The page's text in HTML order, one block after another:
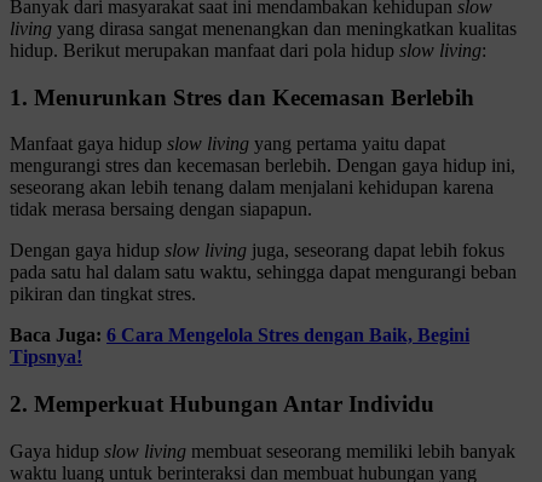
Banyak dari masyarakat saat ini mendambakan kehidupan slow
living yang dirasa sangat menenangkan dan meningkatkan kualitas
hidup. Berikut merupakan manfaat dari pola hidup slow living:
1. Menurunkan Stres dan Kecemasan Berlebih
Manfaat gaya hidup slow living yang pertama yaitu dapat
mengurangi stres dan kecemasan berlebih. Dengan gaya hidup ini,
seseorang akan lebih tenang dalam menjalani kehidupan karena
tidak merasa bersaing dengan siapapun.
Dengan gaya hidup slow living juga, seseorang dapat lebih fokus
pada satu hal dalam satu waktu, sehingga dapat mengurangi beban
pikiran dan tingkat stres.
Baca Juga: 6 Cara Mengelola Stres dengan Baik, Begini
Tipsnya!
2. Memperkuat Hubungan Antar Individu
Gaya hidup slow living membuat seseorang memiliki lebih banyak
waktu luang untuk berinteraksi dan membuat hubungan yang